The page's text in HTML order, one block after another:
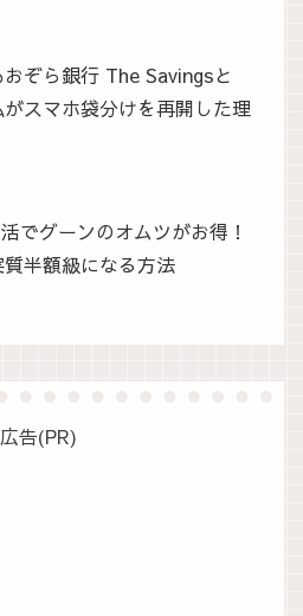
ぞら銀行 The Savingsと
スマホ袋分けを再開した理
でグーンのオムツがお得！
半額級になる方法
広告(PR)